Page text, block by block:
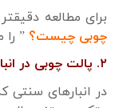
برای مطالعه
چوبی چیست؟ ” را
۲. پالت چوبی در انبارهای سنتی
در انبارهای سنتی